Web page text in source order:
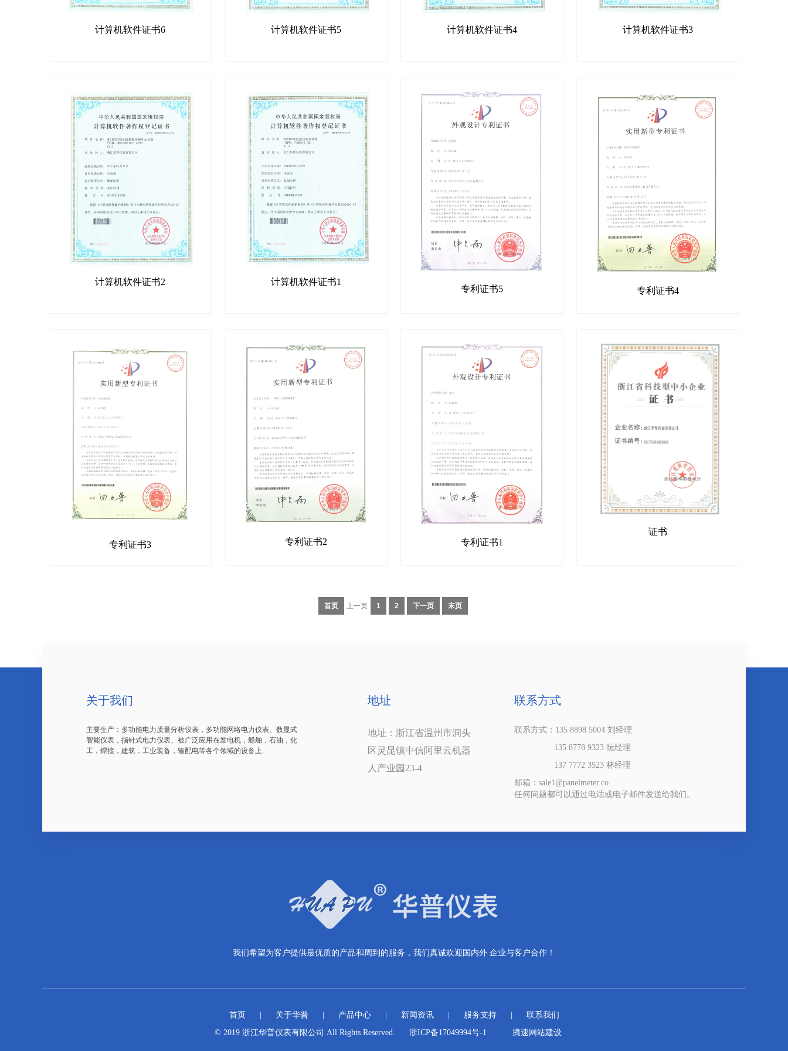
计算机软件证书6 计算机软件证书5 计算机软件证书4 计算机软件证书3
计算机软件证书2 计算机软件证书1
专利证书5 专利证书4
专利证书3 专利证书2 专利证书1
证书
首页 上一页 1 2 下一页 末页
关于我们
主要生产：多功能电力质量分析仪表，多功能网络电力仪表、数显式
智能仪表，指针式电力仪表、被广泛应用在发电机，船舶，石油，化
工，焊接，建筑，工业装备，输配电等各个领域的设备上.
地址
地址：浙江省温州市洞头
区灵昆镇中信阿里云机器
人产业园23-4
联系方式
联系方式：135 8898 5004 刘经理
135 8778 9323 阮经理
137 7772 3523 林经理
邮箱：sale1@panelmeter.co
任何问题都可以通过电话或电子邮件发送给我们。
我们希望为客户提供最优质的产品和周到的服务，我们真诚欢迎国内外 企业与客户合作！
首页 关于华普 产品中心 新闻资讯 服务支持
联系我们
© 2019 浙江华普仪表有限公司 All Rights Reserved.
浙ICP备17049994号-1 腾速网站建设